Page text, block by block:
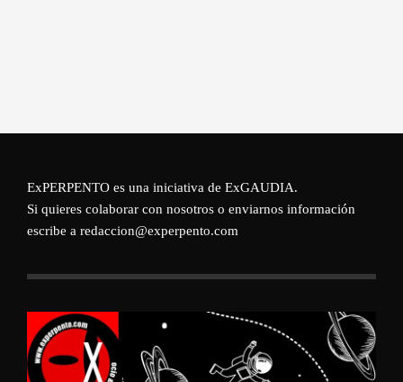
ExPERPENTO es una iniciativa de ExGAUDIA.
Si quieres colaborar con nosotros o enviarnos información
escribe a redaccion@experpento.com